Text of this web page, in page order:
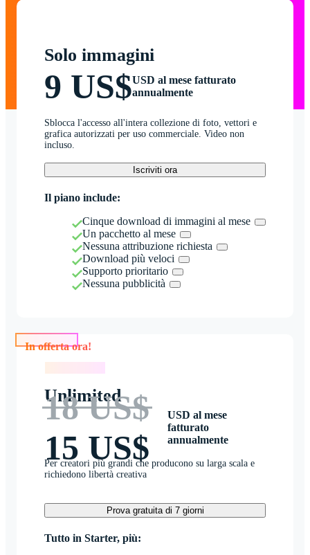
Solo immagini
9 US$USD al mese fatturato
annualmente
Sblocca l'accesso all'intera collezione di foto, vettori e
grafica autorizzati per uso commerciale. Video non
incluso.
Iscriviti ora
Il piano include:
Cinque download di immagini al mese
Un pacchetto al mese
Nessuna attribuzione richiesta
Download più veloci
Supporto prioritario
Nessuna pubblicità
Unlimited
18 US$
15 US$
USD al mese
fatturato
annualmente
Per creatori più grandi che producono su larga scala e
richiedono libertà creativa
Prova gratuita di 7 giorni
Tutto in Starter, più: